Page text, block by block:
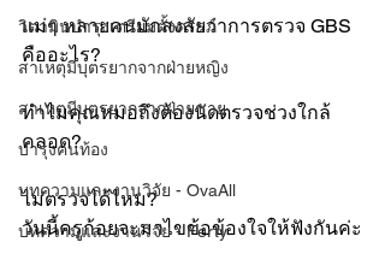
วิตามินบำรุงเตรียมตั้งครรภ์
สาเหตุมีบุตรยากจากฝ่ายหญิง
สาเหตุมีบุตรยากจากฝ่ายชาย
บำรุงคนท้อง
บทความและงานวิจัย - OvaAll
บทความและงานวิจัย - Ferty
แม่ๆ หลายคนมักสงสัยว่าการตรวจ GBS
คืออะไร?
ทำไมคุณหมอถึงต้องนัดตรวจช่วงใกล้
คลอด?
ไม่ตรวจได้ไหม?
วันนี้ครูก้อยจะมาไขข้อข้องใจให้ฟังกันค่ะ